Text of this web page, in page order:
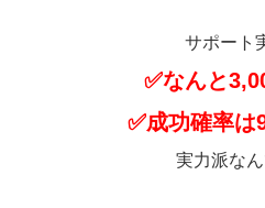
サポート
✅なんと
✅成功確率は
実力派なん